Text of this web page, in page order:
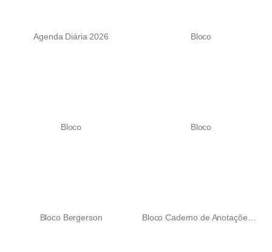
Agenda Diária 2026 Bloco
Bloco Bloco
Bloco Bergerson Bloco Caderno de Anotações em Couro Sintético Flamboyant